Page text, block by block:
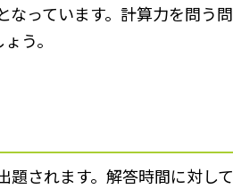
っています。計算力を問う問
う。
されます。解答時間に対して